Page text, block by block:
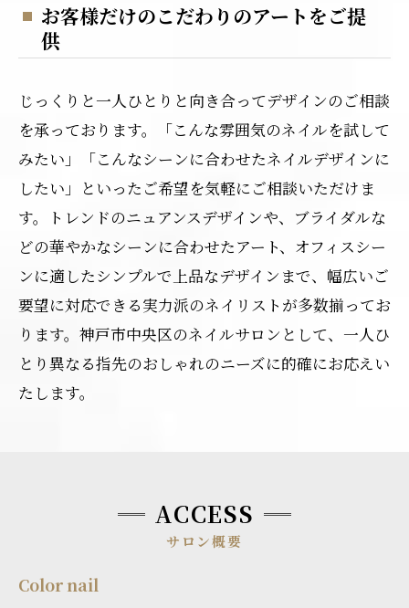
お客様だけのこだわりのアートをご提
供
じっくりと一人ひとりと向き合ってデザインのご相談
を承っております。「こんな雰囲気のネイルを試して
みたい」「こんなシーンに合わせたネイルデザインに
したい」といったご希望を気軽にご相談いただけま
す。トレンドのニュアンスデザインや、ブライダルな
どの華やかなシーンに合わせたアート、オフィスシー
ンに適したシンプルで上品なデザインまで、幅広いご
要望に対応できる実力派のネイリストが多数揃ってお
ります。神戸市中央区のネイルサロンとして、一人ひ
とり異なる指先のおしゃれのニーズに的確にお応えい
たします。
サロン概要
ACCESS
Color nail